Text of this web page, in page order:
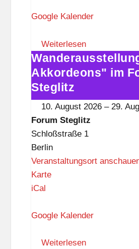
u
S
t
e
g
l
i
t
z
Google Kalender
Weiterlesen
Wanderausstellung
„600
Akkordeons"
im
Forum
Steglitz
Akkordeons" im
Steglitz
10. August 2026 – 29.
Forum Steglitz
Schloßstraße 1
Berlin
Veranstaltungsort
KarteF
u
S
iCal
Google Kalender
Weiterlesen